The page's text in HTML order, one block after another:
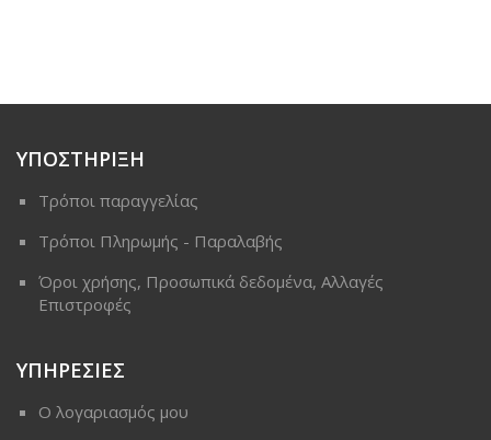
ΥΠΟΣΤΗΡΙΞΗ
Τρόποι παραγγελίας
Τρόποι Πληρωμής - Παραλαβής
Όροι χρήσης, Προσωπικά δεδομένα, Αλλαγές
Επιστροφές
ΥΠΗΡΕΣΙΕΣ
Ο λογαριασμός μου